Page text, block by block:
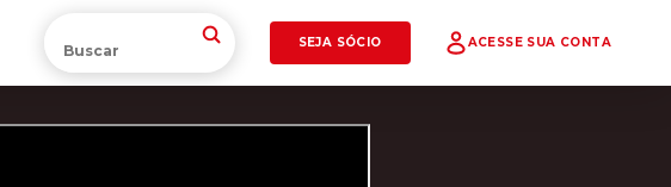
SEJA SÓCIO ACESSE SUA CONTA